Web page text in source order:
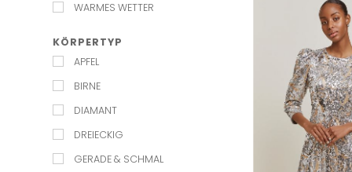
WARMES WETTER
KÖRPERTYP
APFEL
BIRNE
DIAMANT
DREIECKIG
GERADE & SCHMAL